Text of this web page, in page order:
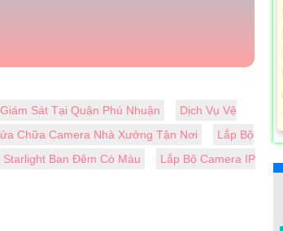
Sát Tại Quận Phú Nhuận
Dịch Vụ Vệ
Chữa Camera Nhà Xưởng Tận Nơi
Lắp Bộ
Ban Đêm Có Màu
Lắp Bộ Camera IP